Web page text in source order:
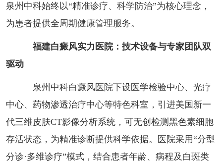
泉州中科始终以“精准诊疗、科学防治”为核心理念，
为患者提供全周期健康管理服务。
福建白癜风实力医院：技术设备与专家团队双
驱动
泉州中科白癜风医院下设医学检验中心、光疗
中心、药物渗透治疗中心等特色科室，引进美国新一
代三维皮肤CT影像分析系统，可无创检测黑色素细胞
存活状态，为精准诊断提供科学依据。医院采用“分型
分诊·多维诊疗”模式，结合患者年龄、病程及白斑类